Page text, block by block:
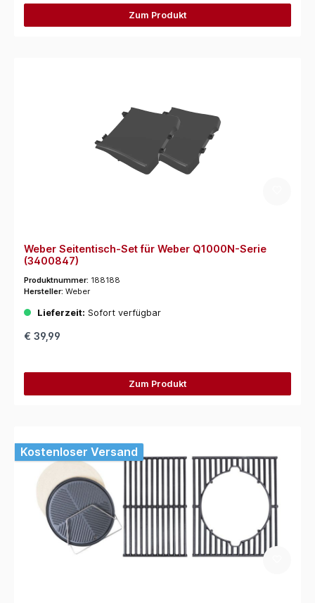
Zum Produkt
Weber Seitentisch-Set für Weber Q1000N-Serie
(3400847)
Produktnummer: 188188
Hersteller: Weber
Lieferzeit: Sofort verfügbar
€ 39,99
Zum Produkt
Kostenloser Versand